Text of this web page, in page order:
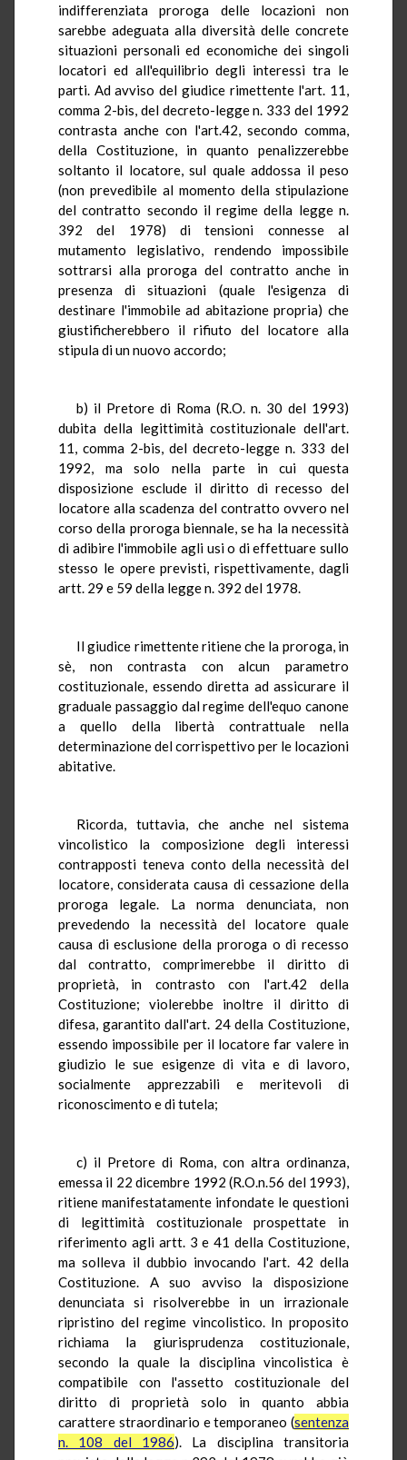
indifferenziata proroga delle locazioni non
sarebbe adeguata alla diversità delle concrete
situazioni personali ed economiche dei singoli
locatori ed all'equilibrio degli interessi tra le
parti. Ad avviso del giudice rimettente l'art. 11,
comma 2-bis, del decreto-legge n. 333 del 1992
contrasta anche con l'art.42, secondo comma,
della Costituzione, in quanto penalizzerebbe
soltanto il locatore, sul quale addossa il peso
(non prevedibile al momento della stipulazione
del contratto secondo il regime della legge n.
392 del 1978) di tensioni connesse al
mutamento legislativo, rendendo impossibile
sottrarsi alla proroga del contratto anche in
presenza di situazioni (quale l'esigenza di
destinare l'immobile ad abitazione propria) che
giustificherebbero il rifiuto del locatore alla
stipula di un nuovo accordo;
b) il Pretore di Roma (R.O. n. 30 del 1993)
dubita della legittimità costituzionale dell'art.
11, comma 2-bis, del decreto-legge n. 333 del
1992, ma solo nella parte in cui questa
disposizione esclude il diritto di recesso del
locatore alla scadenza del contratto ovvero nel
corso della proroga biennale, se ha la necessità
di adibire l'immobile agli usi o di effettuare sullo
stesso le opere previsti, rispettivamente, dagli
artt. 29 e 59 della legge n. 392 del 1978.
Il giudice rimettente ritiene che la proroga, in
sè, non contrasta con alcun parametro
costituzionale, essendo diretta ad assicurare il
graduale passaggio dal regime dell'equo canone
a quello della libertà contrattuale nella
determinazione del corrispettivo per le locazioni
abitative.
Ricorda, tuttavia, che anche nel sistema
vincolistico la composizione degli interessi
contrapposti teneva conto della necessità del
locatore, considerata causa di cessazione della
proroga legale. La norma denunciata, non
prevedendo la necessità del locatore quale
causa di esclusione della proroga o di recesso
dal contratto, comprimerebbe il diritto di
proprietà, in contrasto con l'art.42 della
Costituzione; violerebbe inoltre il diritto di
difesa, garantito dall'art. 24 della Costituzione,
essendo impossibile per il locatore far valere in
giudizio le sue esigenze di vita e di lavoro,
socialmente apprezzabili e meritevoli di
riconoscimento e di tutela;
c) il Pretore di Roma, con altra ordinanza,
emessa il 22 dicembre 1992 (R.O.n.56 del 1993),
ritiene manifestatamente infondate le questioni
di legittimità costituzionale prospettate in
riferimento agli artt. 3 e 41 della Costituzione,
ma solleva il dubbio invocando l'art. 42 della
Costituzione. A suo avviso la disposizione
denunciata si risolverebbe in un irrazionale
ripristino del regime vincolistico. In proposito
richiama la giurisprudenza costituzionale,
secondo la quale la disciplina vincolistica è
compatibile con l'assetto costituzionale del
diritto di proprietà solo in quanto abbia
carattere straordinario e temporaneo (sentenza
n. 108 del 1986). La disciplina transitoria